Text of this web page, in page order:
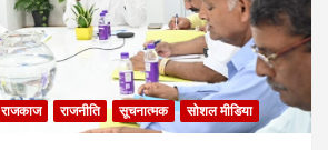
राजकाज राजनीति सूचनात्मक सोशल मीडिया